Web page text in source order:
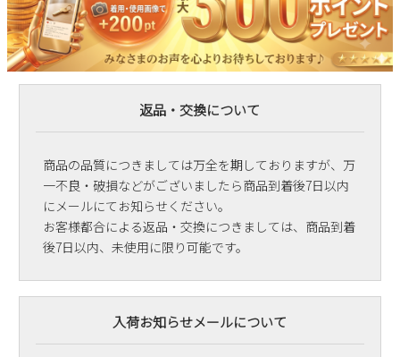
返品・交換について
商品の品質につきましては万全を期しておりますが、万
一不良・破損などがございましたら商品到着後7日以内
にメールにてお知らせください。
お客様都合による返品・交換につきましては、商品到着
後7日以内、未使用に限り可能です。
入荷お知らせメールについて